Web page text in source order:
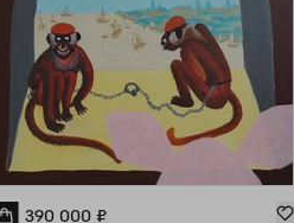
390 000 ₽